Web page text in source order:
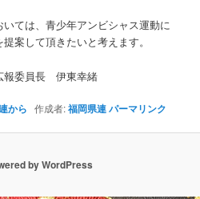
ては、青少年アンビシャス運動に
案して頂きたいと考えます。
委員長 伊東幸緒
から 作成者:福岡県連パーマリンク
by WordPress